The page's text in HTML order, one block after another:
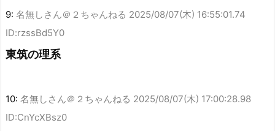
9: 名無しさん＠２ちゃんねる 2025/08/07(木) 16:55:01.74
ID:rzssBd5Y0
東筑の理系
10: 名無しさん＠２ちゃんねる 2025/08/07(木) 17:00:28.98
ID:CnYcXBsz0